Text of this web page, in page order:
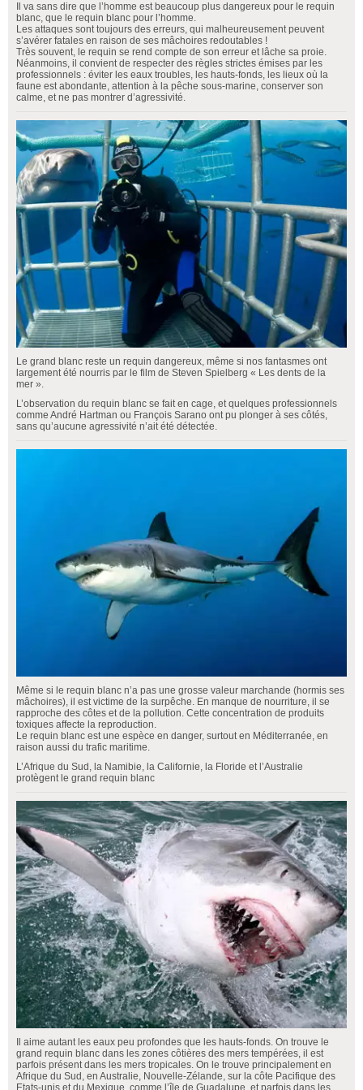
Il va sans dire que l’homme est beaucoup plus dangereux pour le requin
blanc, que le requin blanc pour l’homme.
Les attaques sont toujours des erreurs, qui malheureusement peuvent
s’avérer fatales en raison de ses mâchoires redoutables !
Très souvent, le requin se rend compte de son erreur et lâche sa proie.
Néanmoins, il convient de respecter des règles strictes émises par les
professionnels : éviter les eaux troubles, les hauts-fonds, les lieux où la
faune est abondante, attention à la pêche sous-marine, conserver son
calme, et ne pas montrer d’agressivité.
Le grand blanc reste un requin dangereux, même si nos fantasmes ont
largement été nourris par le film de Steven Spielberg « Les dents de la
mer ».
L’observation du requin blanc se fait en cage, et quelques professionnels
comme André Hartman ou François Sarano ont pu plonger à ses côtés,
sans qu’aucune agressivité n’ait été détectée.
Même si le requin blanc n’a pas une grosse valeur marchande (hormis ses
mâchoires), il est victime de la surpêche. En manque de nourriture, il se
rapproche des côtes et de la pollution. Cette concentration de produits
toxiques affecte la reproduction.
Le requin blanc est une espèce en danger, surtout en Méditerranée, en
raison aussi du trafic maritime.
L’Afrique du Sud, la Namibie, la Californie, la Floride et l’Australie
protègent le grand requin blanc
Il aime autant les eaux peu profondes que les hauts-fonds. On trouve le
grand requin blanc dans les zones côtières des mers tempérées, il est
parfois présent dans les mers tropicales. On le trouve principalement en
Afrique du Sud, en Australie, Nouvelle-Zélande, sur la côte Pacifique des
Etats-unis et du Mexique, comme l’île de Guadalupe, et parfois dans les